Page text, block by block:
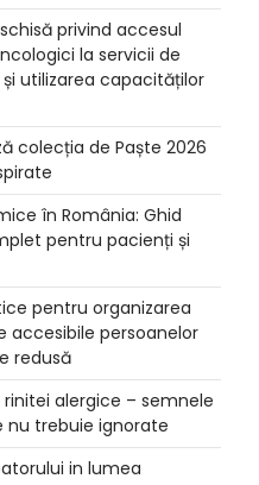
privind accesul
la servicii de
utilizarea capacităților
colecția de Paște 2026
în România: Ghid
pentru pacienți și
pentru organizarea
accesibile persoanelor
redusă
alergice – semnele
nu trebuie ignorate
in lumea